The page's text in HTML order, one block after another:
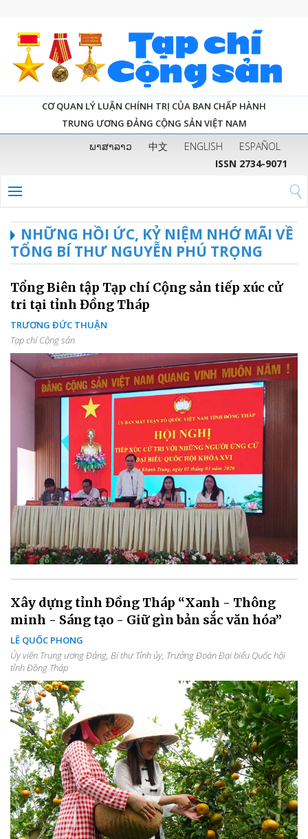
CƠ QUAN LÝ LUẬN CHÍNH TRỊ CỦA BAN CHẤP HÀNH
TRUNG ƯƠNG ĐẢNG CỘNG SẢN VIỆT NAM
ພາສາລາວ 中文 ENGLISH
ESPAÑOL
ISSN 2734-9071
NHỮNG HỒI ỨC, KỶ NIỆM NHỚ MÃI VỀ
TỔNG BÍ THƯ NGUYỄN PHÚ TRỌNG
Tổng Biên tập Tạp chí Cộng sản tiếp xúc cử
tri tại tỉnh Đồng Tháp
TRƯƠNG ĐỨC THUẬN
Tạp chí Cộng sản
Xây dựng tỉnh Đồng Tháp “Xanh - Thông
minh - Sáng tạo - Giữ gìn bản sắc văn hóa”
LÊ QUỐC PHONG
Ủy viên Trung ương Đảng, Bí thư Tỉnh ủy, Trưởng Đoàn Đại biểu Quốc hội
tỉnh Đồng Tháp